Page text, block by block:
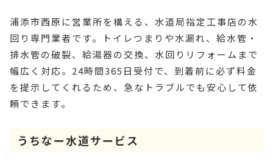
浦添市西原に営業所を構える、水道局指定工事店の水
回り専門業者です。トイレつまりや水漏れ、給水管・
排水管の破裂、給湯器の交換、水回りリフォームまで
幅広く対応。24時間365日受付で、到着前に必ず料金
を提示してくれるため、急なトラブルでも安心して依
頼できます。
うちなー水道サービス